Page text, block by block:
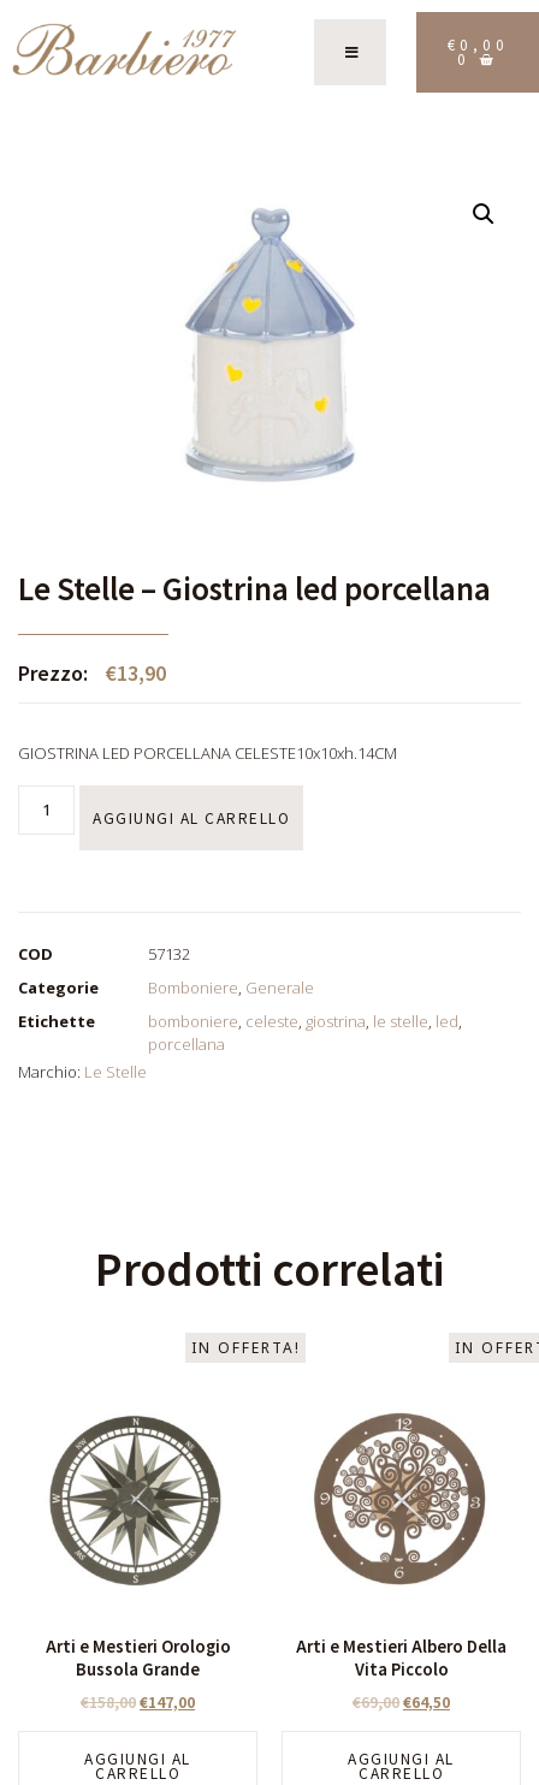
€ 0,00
0
Le Stelle – Giostrina led porcellana
Prezzo: €13,90
GIOSTRINA LED PORCELLANA CELESTE10x10xh.14CM
AGGIUNGI AL CARRELLO
COD
57132
Categorie
Bomboniere, Generale
Etichette
bomboniere, celeste, giostrina, le stelle, led,
porcellana
Marchio: Le Stelle
Prodotti correlati
IN OFFERTA!
Arti e Mestieri Orologio
Bussola Grande
€158,00€147,00
AGGIUNGI AL
CARRELLO
IN
Arti e Mestieri Albero Della
Vita Piccolo
€69,00€64,50
AGGIUNGI AL
CARRELLO